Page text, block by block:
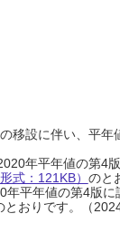
移設に伴い、平年
年平年値の第4
式：121KB） のと
平年値の第4版
とおりです。（